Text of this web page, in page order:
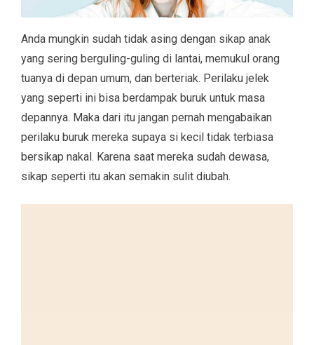
Anda mungkin sudah tidak asing dengan sikap anak
yang sering berguling-guling di lantai, memukul orang
tuanya di depan umum, dan berteriak. Perilaku jelek
yang seperti ini bisa berdampak buruk untuk masa
depannya. Maka dari itu jangan pernah mengabaikan
perilaku buruk mereka supaya si kecil tidak terbiasa
bersikap nakal. Karena saat mereka sudah dewasa,
sikap seperti itu akan semakin sulit diubah.